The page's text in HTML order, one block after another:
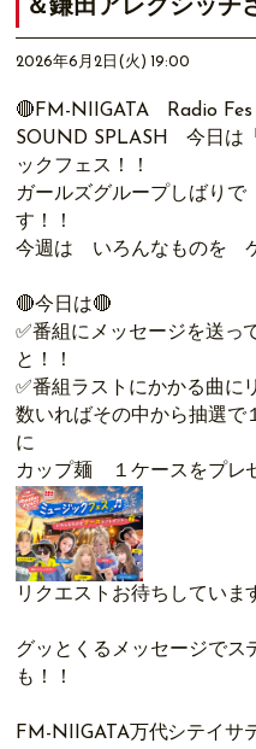
＆鎌田アレクシッチ
2026年6月2日(火) 19:00
🔴FM-NIIGATA Radio Fes
SOUND SPLASH 今日は
ックフェス！！
ガールズグループしばり
す！！
今週は いろんなものを ケ
🔴今日は🔴
✅番組にメッセージを送っ
と！！
✅番組ラストにかかる曲に
数いればその中から抽選で
に
カップ麺 １ケースをプレ
リクエストお待ちしていま
グッとくるメッセージでス
も！！
FM-NIIGATA万代シテイサ